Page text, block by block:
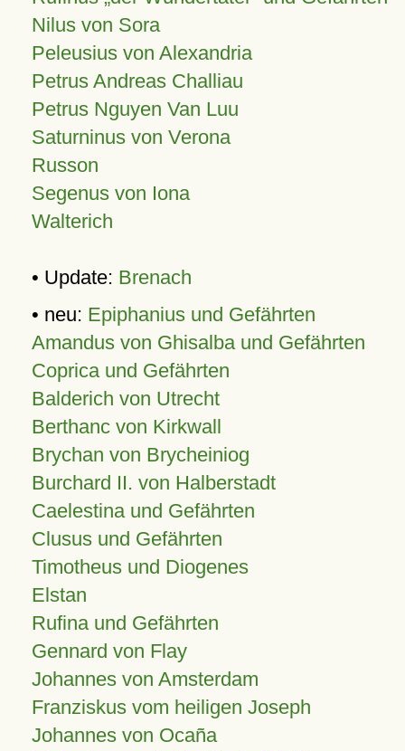
Nilus von Sora
Peleusius von Alexandria
Petrus Andreas Challiau
Petrus Nguyen Van Luu
Saturninus von Verona
Russon
Segenus von Iona
Walterich
• Update: Brenach
• neu: Epiphanius und Gefährten
Amandus von Ghisalba und Gefährten
Coprica und Gefährten
Balderich von Utrecht
Berthanc von Kirkwall
Brychan von Brycheiniog
Burchard II. von Halberstadt
Caelestina und Gefährten
Clusus und Gefährten
Timotheus und Diogenes
Elstan
Rufina und Gefährten
Gennard von Flay
Johannes von Amsterdam
Franziskus vom heiligen Joseph
Johannes von Ocaña